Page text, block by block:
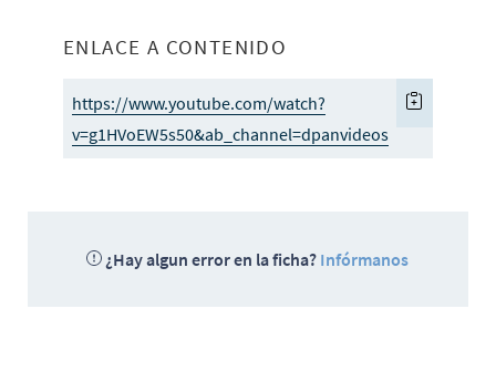
ENLACE A CONTENIDO
https://www.youtube.com/watch?
v=g1HVoEW5s50&ab_channel=dpanvideos
¿Hay algun error en la ficha? Infórmanos